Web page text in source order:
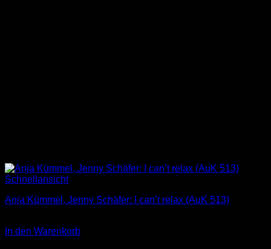
Schnellansicht
Anja Kümmel, Jenny Schäfer: I can’t relax (AuK 513)
In den Warenkorb